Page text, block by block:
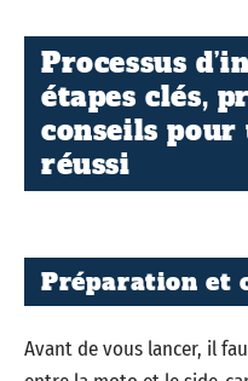
Processus
étapes clés,
conseils
réussi
Préparation et
Avant de vous lancer, il